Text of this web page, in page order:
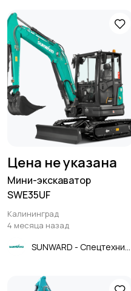
Цена не указана
Мини-экскаватор
SWE35UF
Калининград
4 месяца назад